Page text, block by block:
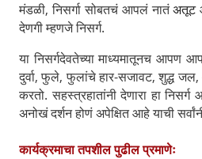
मंडळी, निसर्गा सोबतचं आपलं नातंअतूट
देणगी म्हणजे निसर्ग.
या निसर्गदेवतेच्या माध्यमातूनच आपण
दुर्वा, फुले, फुलांचे हार-सजावट, शुद्ध
करतो. सहस्त्रहातांनी देणारा हा निसर्ग
अनोखं दर्शन होणं अपेक्षित आहे याची
कार्यक्रमाचा तपशील पुढील प्रमाणेः